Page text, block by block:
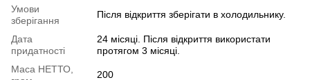
Умови
зберігання
Після відкриття зберігати в холодильнику.
Дата
придатності
24 місяці. Після відкриття використати
протягом 3 місяці.
Маса НЕТТО,
200